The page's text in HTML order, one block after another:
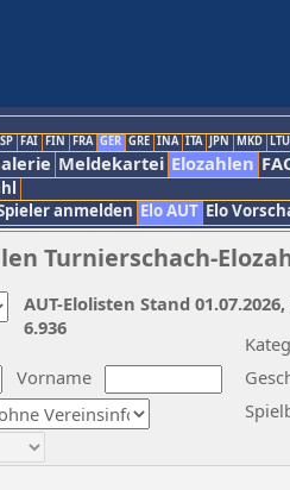
FAI FIN FRA GER GRE INA ITA JPN MKD LTU
Meldekartei Elozahlen
anmelden Elo AUT Elo
Turnierschach-
Vorname
AUT-Elolisten Stand
6.936